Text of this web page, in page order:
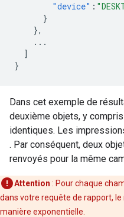
"device" :
}
},
...
]
}
Dans cet exemple de
deuxième objets, y
identiques. Les
. Par conséquent, deux
renvoyés pour la même
Attention : Pour chaque
dans votre requête de rapport,
manière exponentielle.